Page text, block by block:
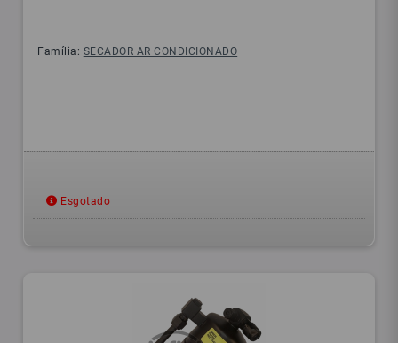
Família: SECADOR AR CONDICIONADO
Esgotado